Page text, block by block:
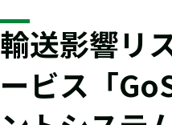
輸送影響リ
ービス「